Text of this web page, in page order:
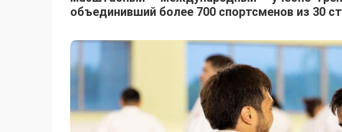
объединивший более 700 спортсменов из 30